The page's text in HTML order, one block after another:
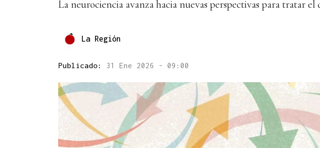
La neurociencia avanza hacia nuevas perspectivas para tratar
La Región
Publicado: 31 Ene 2026 - 09:00